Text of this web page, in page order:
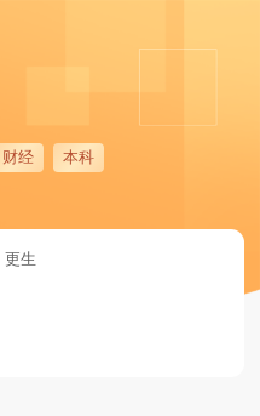
财经 本科
更生